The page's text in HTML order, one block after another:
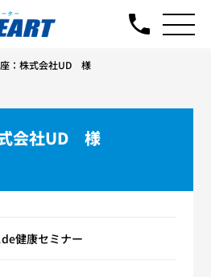
：株式会社UD 様
会社UD 様
健康セミナー